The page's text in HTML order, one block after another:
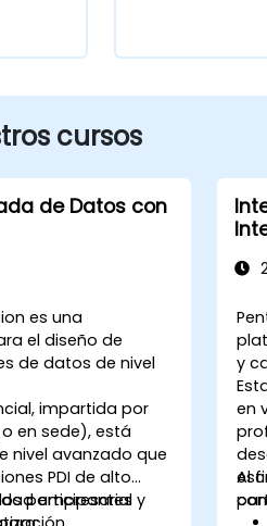
cursos
de Datos con
es una
el diseño de
de datos de nivel
impartida por
en sede), está
nivel avanzado que
PDI de alto
empresarial y
participantes
y
en
Al